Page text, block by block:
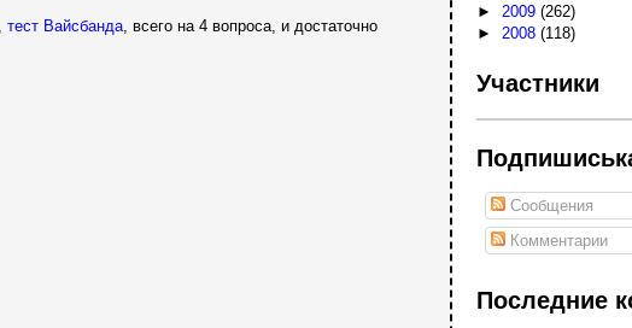
тест Вайсбанда , всего на 4 вопроса, и достаточно
► 2009(262)
► 2008(118)
Участники
Сообщения
Комментарии
Последние